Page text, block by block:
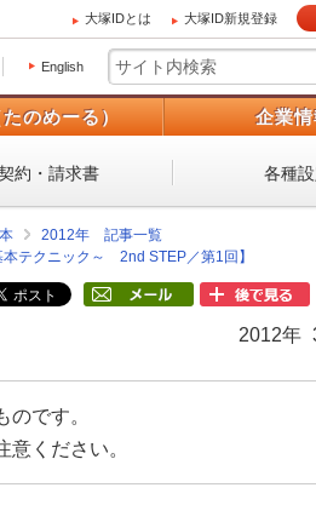
大塚IDとは 大塚ID新規登録
English
のめーる） 企業情
約・請求書 各種
2012年 記事一覧
テクニック～ 2nd STEP／第1回】
2012年
のです。
ください。